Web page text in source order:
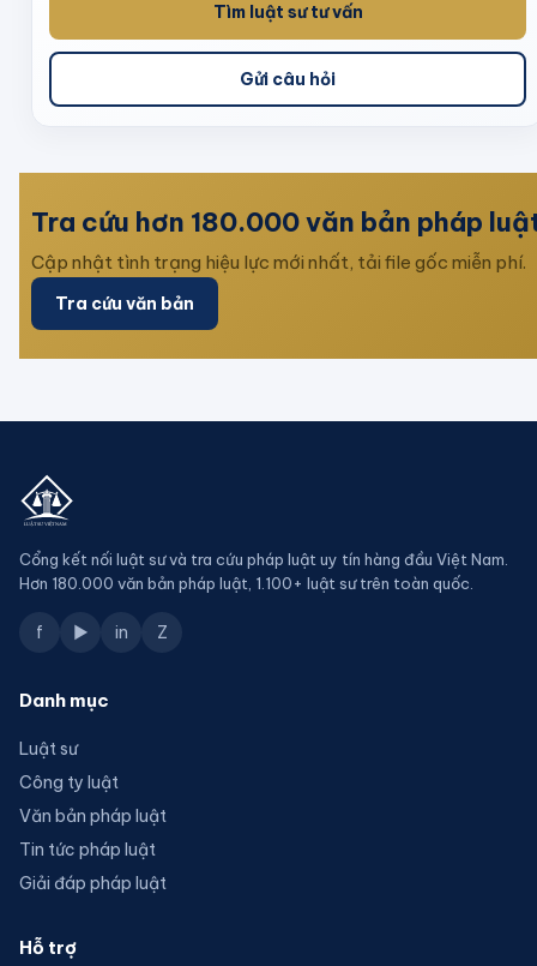
Tìm luật sư tư vấn
Gửi câu hỏi
Tra cứu hơn 180.000 văn bản pháp
Cập nhật tình trạng hiệu lực mới nhất, tải file gốc miễn phí.
Tra cứu văn bản
Cổng kết nối luật sư và tra cứu pháp luật uy tín hàng đầu Việt Nam.
Hơn 180.000 văn bản pháp luật, 1.100+ luật sư trên toàn quốc.
f ▶ in Z
Danh mục
Luật sư
Công ty luật
Văn bản pháp luật
Tin tức pháp luật
Giải đáp pháp luật
Hỗ trợ